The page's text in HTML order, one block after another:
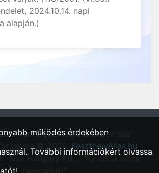
2024.10.14. napi
alapján.)
vármegyei régió állásportálja"
© 2026. KeszthelyAllas.hu
Nav Hungary Kft. | "Az elsők közé
működés érdekében
További információkért olvassa